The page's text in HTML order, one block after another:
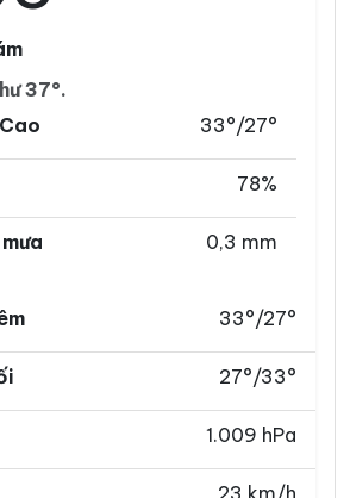
37°.
33°/27°
78%
0,3 mm
33°/27°
27°/33°
1.009 hPa